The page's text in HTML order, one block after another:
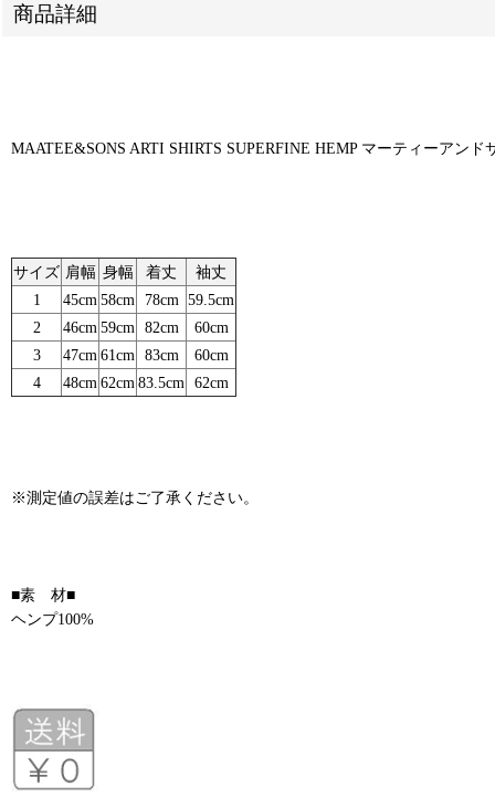
商品詳細
MAATEE&SONS ARTI SHIRTS SUPERFINE HEMP マーティーアンド
サイズ 肩幅 身幅 着丈
袖丈
1
45cm 58cm 78cm 59.5cm
2
46cm 59cm 82cm
60cm
3
47cm 61cm 83cm
60cm
4
48cm 62cm 83.5cm 62cm
※測定値の誤差はご了承ください。
■素 材■
ヘンプ100%